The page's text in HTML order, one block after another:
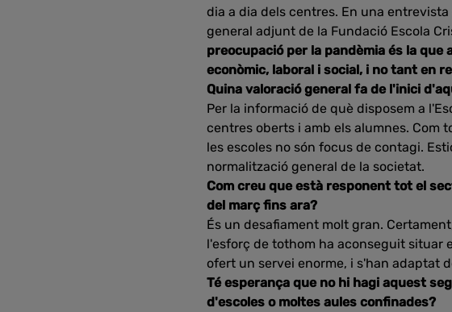
dia a dia dels centres. En una
general adjunt de la Fundació Escola
preocupació per la pandèmia és la
econòmic, laboral i social, i no tant en
Quina valoració general fa de l'inici
Per la informació de què disposem a
centres oberts i amb els alumnes. Com
les escoles no són focus de contagi.
normalització general de la societat.
Com creu que està responent tot el
del març fins ara?
És un desafiament molt gran.
l'esforç de tothom ha aconseguit situar
ofert un servei enorme, i s'han adaptat
Té esperança que no hi hagi aquest
d'escoles o moltes aules confinades?